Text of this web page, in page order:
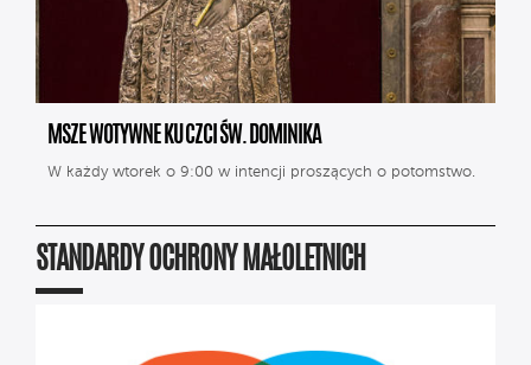
MSZE WOTYWNE KU CZCI ŚW. DOMINIKA
W każdy wtorek o 9:00 w intencji proszących o potomstwo.
STANDARDY OCHRONY MAŁOLETNICH